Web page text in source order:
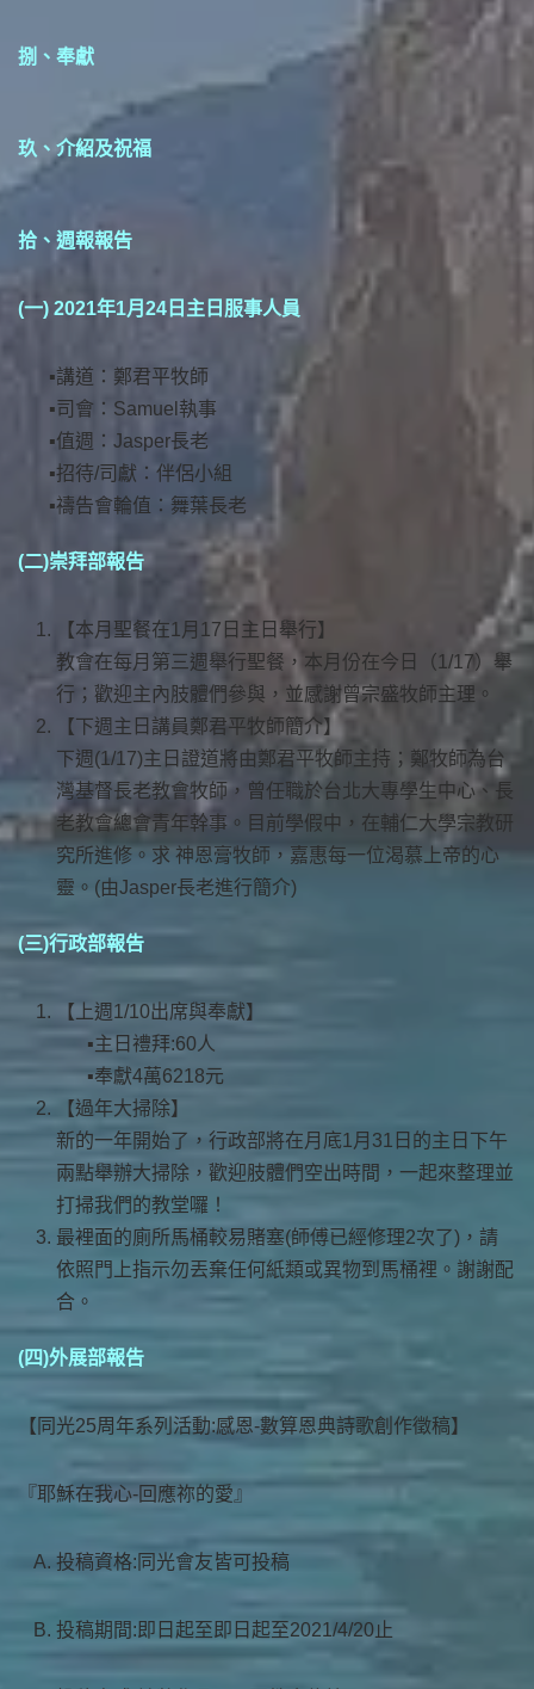
捌、奉獻
玖、介紹及祝福
拾、週報報告
(一) 2021年1月24日主日服事人員
講道：鄭君平牧師
司會：Samuel執事
值週：Jasper長老
招待/司獻：伴侶小組
禱告會輪值：舞葉長老
(二)崇拜部報告
【本月聖餐在1月17日主日舉行】
教會在每月第三週舉行聖餐，本月份在今日（1/17）舉
行；歡迎主內肢體們參與，並感謝曾宗盛牧師主理。
【下週主日講員鄭君平牧師簡介】
下週(1/17)主日證道將由鄭君平牧師主持；鄭牧師為台
灣基督長老教會牧師，曾任職於台北大專學生中心、長
老教會總會青年幹事。目前學假中，在輔仁大學宗教研
究所進修。求 神恩膏牧師，嘉惠每一位渴慕上帝的心
靈。(由Jasper長老進行簡介)
(三)行政部報告
【上週1/10出席與奉獻】
主日禮拜:60人
奉獻4萬6218元
【過年大掃除】
新的一年開始了，行政部將在月底1月31日的主日下午
兩點舉辦大掃除，歡迎肢體們空出時間，一起來整理並
打掃我們的教堂囉！
最裡面的廁所馬桶較易賭塞(師傅已經修理2次了)，請
依照門上指示勿丟棄任何紙類或異物到馬桶裡。謝謝配
合。
(四)外展部報告
【同光25周年系列活動:感恩-數算恩典詩歌創作徵稿​】
『耶穌在我心-​回應祢的愛​』
投稿資格:同光會友皆可投稿​
投稿期間:即日起至即日起至2021/4/20止​